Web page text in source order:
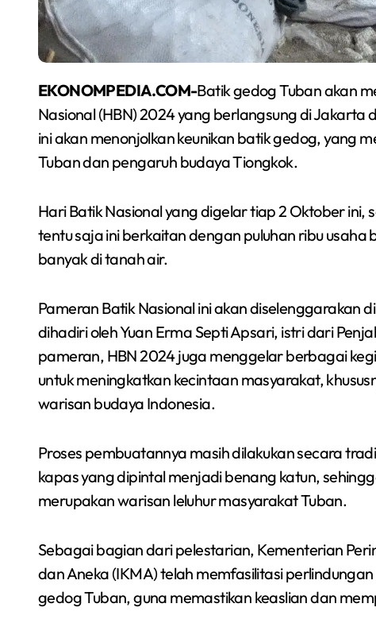
EKONOMPEDIA.COM-Batik gedog Tuban akan
Nasional (HBN) 2024 yang berlangsung di
ini akan menonjolkan keunikan batik gedog, yang
Tuban dan pengaruh budaya Tiongkok.
Hari Batik Nasional yang digelar tiap 2 Oktober
tentu saja ini berkaitan dengan puluhan ribu
banyak di tanah air.
Pameran Batik Nasional ini akan diselenggarakan
dihadiri oleh Yuan Erma Septi Apsari, istri dari
pameran, HBN 2024 juga menggelar berbagai
untuk meningkatkan kecintaan masyarakat,
warisan budaya Indonesia.
Proses pembuatannya masih dilakukan secara
kapas yang dipintal menjadi benang katun,
merupakan warisan leluhur masyarakat Tuban.
Sebagai bagian dari pelestarian, Kementerian
dan Aneka (IKMA) telah memfasilitasi
gedog Tuban, guna memastikan keaslian dan